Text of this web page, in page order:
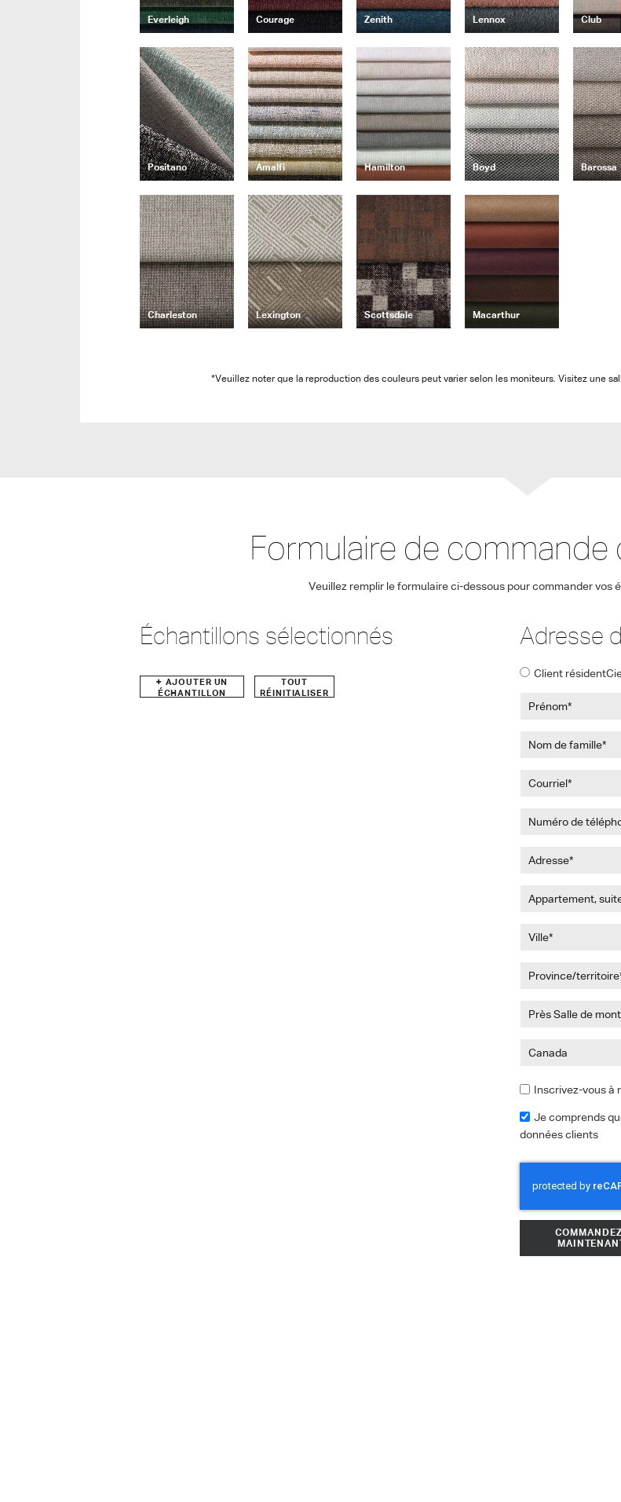
Everleigh Courage Zenith Lennox Club
Positano Amalfi Hamilton Boyd Barossa
Charleston Lexington Scottsdale Macarthur
*Veuillez noter que la reproduction des couleurs peut varier selon les moniteurs. Visitez une
Formulaire de commande
Veuillez remplir le formulaire ci-dessous pour commander vos
Échantillons sélectionnés
AJOUTER UN
ÉCHANTILLON
TOUT
RÉINITIALISER
Adresse
Client
Inscrivez-vous à
Je comprends
données clients